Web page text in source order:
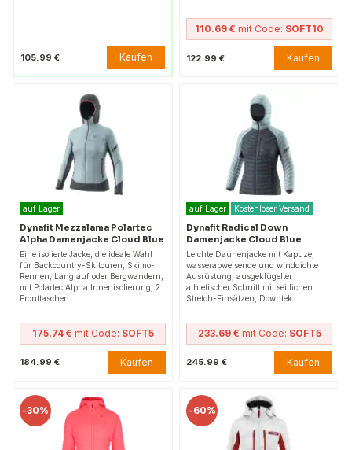
105.99 € Kaufen
110.69 € mit Code: SOFT10
122.99 € Kaufen
auf Lager
Dynafit Mezzalama Polartec
Alpha Damenjacke Cloud Blue
Eine isolierte Jacke, die ideale Wahl
für Backcountry-Skitouren, Skimo-
Rennen, Langlauf oder Bergwandern,
mit Polartec Alpha Innenisolierung, 2
Fronttaschen…
175.74 € mit Code: SOFT5
184.99 € Kaufen
auf Lager Kostenloser Versand
Dynafit Radical Down
Damenjacke Cloud Blue
Leichte Daunenjacke mit Kapuze,
wasserabweisende und winddichte
Ausrüstung, ausgeklügelter
athletischer Schnitt mit seitlichen
Stretch-Einsätzen, Downtek…
233.69 € mit Code: SOFT5
245.99 € Kaufen
-30% -60%